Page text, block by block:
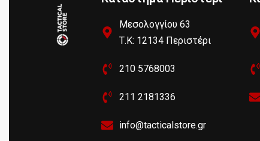
Μεσολογγίου 63
Τ.Κ: 12134 Περιστέρι
210 5768003
211 2181336
info@tacticalstore.gr